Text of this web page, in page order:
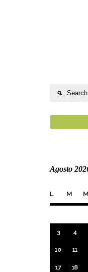
Agosto
L M M
3 4
10 11
17 18